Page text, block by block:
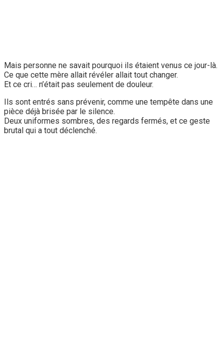
Mais personne ne savait pourquoi ils étaient venus ce jour-là.
Ce que cette mère allait révéler allait tout changer.
Et ce cri… n’était pas seulement de douleur.
Ils sont entrés sans prévenir, comme une tempête dans une
pièce déjà brisée par le silence.
Deux uniformes sombres, des regards fermés, et ce geste
brutal qui a tout déclenché.